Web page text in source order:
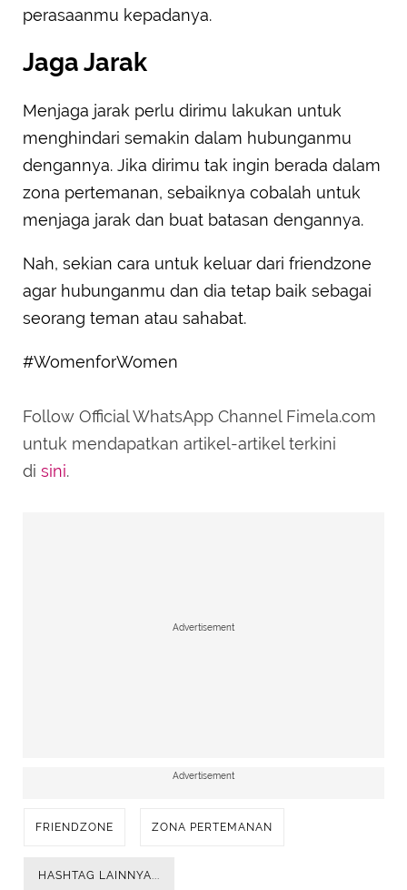
perasaanmu kepadanya.
Jaga Jarak
Menjaga jarak perlu dirimu lakukan untuk
menghindari semakin dalam hubunganmu
dengannya. Jika dirimu tak ingin berada dalam
zona pertemanan, sebaiknya cobalah untuk
menjaga jarak dan buat batasan dengannya.
Nah, sekian cara untuk keluar dari friendzone
agar hubunganmu dan dia tetap baik sebagai
seorang teman atau sahabat.
#WomenforWomen
Follow Official WhatsApp Channel Fimela.com
untuk mendapatkan artikel-artikel terkini
di sini.
Advertisement
Advertisement
FRIENDZONE ZONA PERTEMANAN
HASHTAG LAINNYA...